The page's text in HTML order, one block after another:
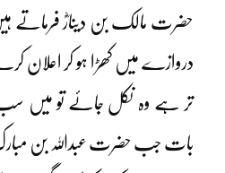
حضرت مالک بن دینارؓ فرماتے
دروازے میں کھڑا ہو کر
تر ہے وہ نکل جائے تو میں
بات جب حضرت عبداللہ بن